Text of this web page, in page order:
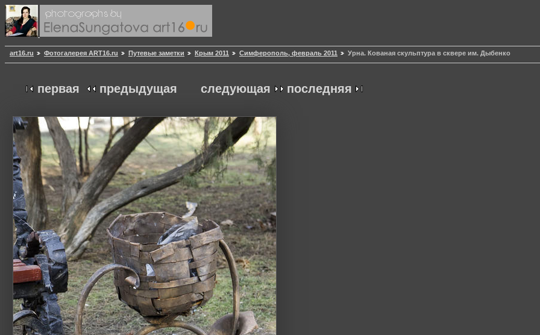
art16.ru Фотогалерея ART16.ru Путевые заметки Крым 2011 Симферополь, февраль 2011 Урна. Кованая скульптура в сквере им. Дыбенко
следующая последняя
первая предыдущая